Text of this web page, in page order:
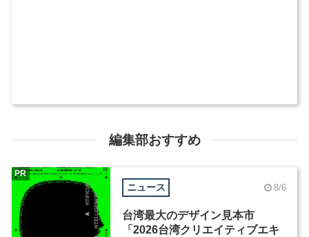
編集部おすすめ
ニュース 8/6
台湾最大のデザイン見本市
「2026台湾クリエイティブエキ
PR